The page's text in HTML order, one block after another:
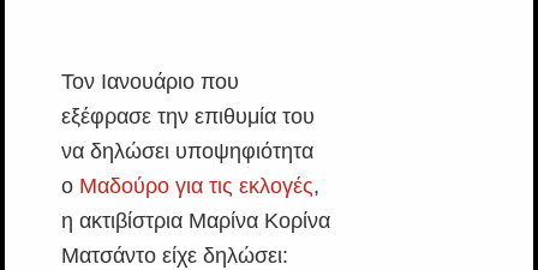
Τον Ιανουάριο που
εξέφρασε την επιθυμία του
να δηλώσει υποψηφιότητα
ο Μαδούρο για τις εκλογές,
η ακτιβίστρια Μαρίνα Κορίνα
Ματσάντο είχε δηλώσει: